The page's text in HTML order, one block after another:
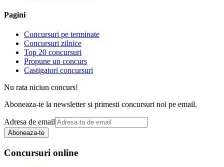
Pagini
Concursuri pe terminate
Concursuri zilnice
Top 20 concursuri
Propune un concurs
Castigatori concursuri
Nu rata niciun concurs!
Aboneaza-te la newsletter si primesti concursuri noi pe email.
Adresa de email
Aboneaza-te
Concursuri online